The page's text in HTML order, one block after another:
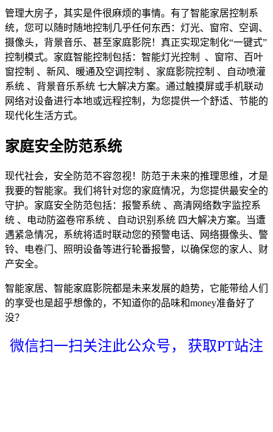
管理大房子，其实是件很麻烦的事情。有了智能家居控制系
统，您可以随时随地控制几乎任何东西：灯光、窗帘、空调、
摄像头，背景音乐、甚至家庭影院！真正实现定制化“一键式”
控制模式。家庭智能控制包括：智能灯光控制 、窗帘、百叶
窗控制 、新风、暖通及空调控制 、家庭影院控制 、自动喷灌
系统 、背景音乐系统 七大解决方案。通过触摸屏或手机联动
网络对设备进行本地或远程控制，为您提供一个舒适、节能的
现代化生活方式。
家庭安全防范系统
现代社会，安全防范不容忽视！防范于未来的推理思维，才是
我要的智能家。我们将针对您的家庭情况，为您提供最安全的
守护。家庭安全防范包括：报警系统 、高清网络数字监控系
统 、电动防盗卷帘系统 、自动识别系统 四大解决方案。当遭
遇紧急情况，系统将适时联动您的预警电话、网络摄像头、警
铃、电卷门、照明设备等进行轮番报警，以确保您的家人、财
产安全。
智能家居、智能家庭影院都是未来发展的趋势，它能带给人们
的享受也是超乎想像的，不知道你的品味和money准备好了
没？
微信扫一扫关注此公众号， 获取PT站注